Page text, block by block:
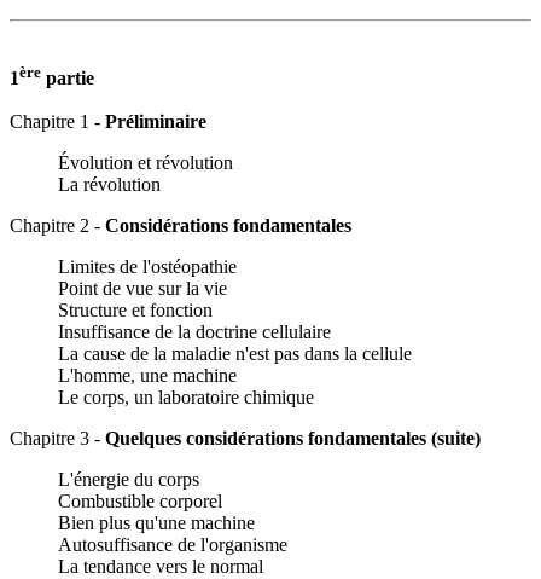
1ère partie
Chapitre 1 - Préliminaire
Évolution et révolution
La révolution
Chapitre 2 - Considérations fondamentales
Limites de l'ostéopathie
Point de vue sur la vie
Structure et fonction
Insuffisance de la doctrine cellulaire
La cause de la maladie n'est pas dans la cellule
L'homme, une machine
Le corps, un laboratoire chimique
Chapitre 3 - Quelques considérations fondamentales (suite)
L'énergie du corps
Combustible corporel
Bien plus qu'une machine
Autosuffisance de l'organisme
La tendance vers le normal